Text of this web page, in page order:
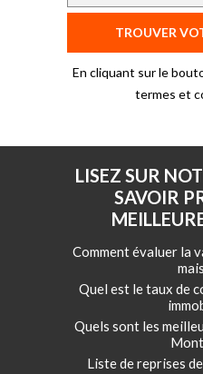
En cliquant sur le
termes et
LISEZ SUR
SAVOIR
Comment évaluer la
Quel est le taux de
Quels sont les
Liste de reprises